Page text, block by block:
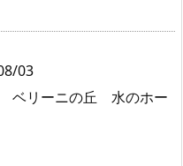
03
ベリーニの丘 水のホー